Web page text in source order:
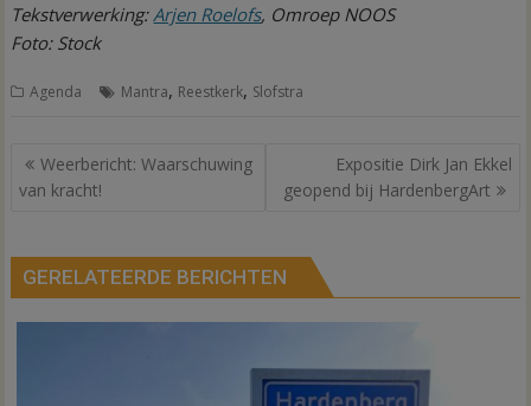
Tekstverwerking: Arjen Roelofs, Omroep NOOS
Foto: Stock
Agenda Mantra, Reestkerk, Slofstra
Bericht
navigatie
Weerbericht: Waarschuwing
van kracht!
Expositie Dirk Jan Ekkel
geopend bij HardenbergArt
GERELATEERDE BERICHTEN